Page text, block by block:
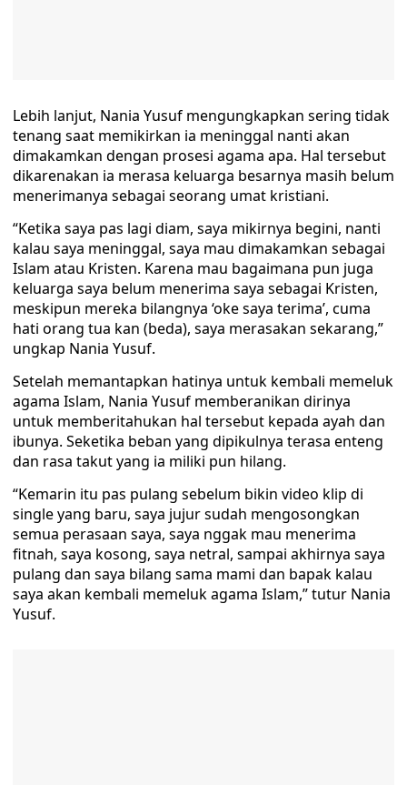
Lebih lanjut, Nania Yusuf mengungkapkan sering tidak
tenang saat memikirkan ia meninggal nanti akan
dimakamkan dengan prosesi agama apa. Hal tersebut
dikarenakan ia merasa keluarga besarnya masih belum
menerimanya sebagai seorang umat kristiani.
“Ketika saya pas lagi diam, saya mikirnya begini, nanti
kalau saya meninggal, saya mau dimakamkan sebagai
Islam atau Kristen. Karena mau bagaimana pun juga
keluarga saya belum menerima saya sebagai Kristen,
meskipun mereka bilangnya ‘oke saya terima’, cuma
hati orang tua kan (beda), saya merasakan sekarang,”
ungkap Nania Yusuf.
Setelah memantapkan hatinya untuk kembali memeluk
agama Islam, Nania Yusuf memberanikan dirinya
untuk memberitahukan hal tersebut kepada ayah dan
ibunya. Seketika beban yang dipikulnya terasa enteng
dan rasa takut yang ia miliki pun hilang.
“Kemarin itu pas pulang sebelum bikin video klip di
single yang baru, saya jujur sudah mengosongkan
semua perasaan saya, saya nggak mau menerima
fitnah, saya kosong, saya netral, sampai akhirnya saya
pulang dan saya bilang sama mami dan bapak kalau
saya akan kembali memeluk agama Islam,” tutur Nania
Yusuf.